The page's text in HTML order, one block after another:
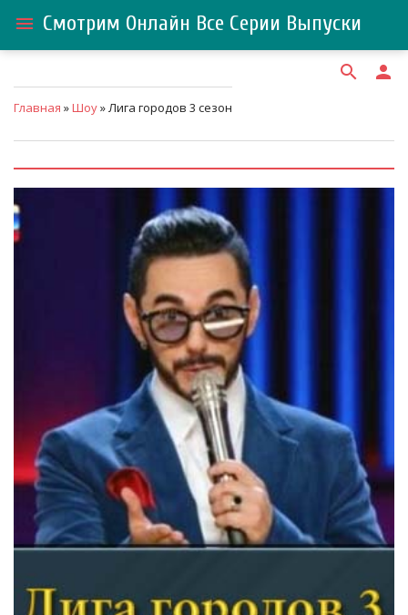
menu Смотрим Онлайн Все Серии Выпуски
search person
Главная »Шоу» Лига городов 3 сезон